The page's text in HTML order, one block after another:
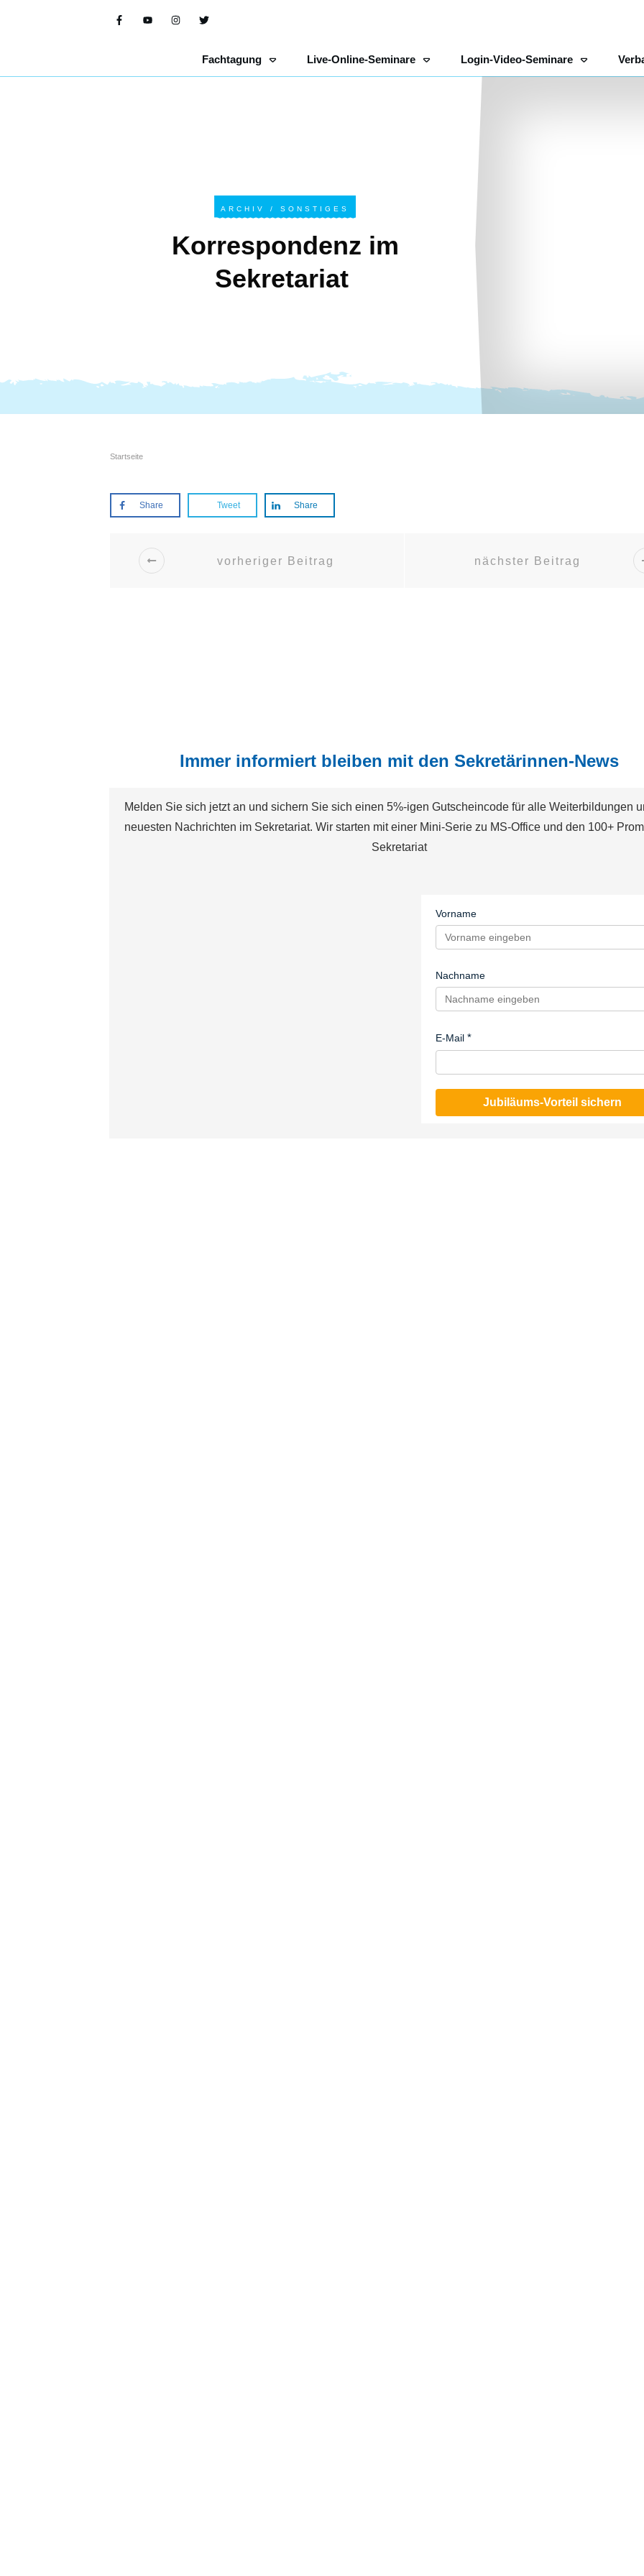
Fachtagung Live-Online-Seminare Login-Video-Seminare
ARCHIV / SONSTIGES
Korrespondenz im
Sekretariat
Startseite
Share Tweet Share
vorheriger Beitrag nächster Beitrag
Immer informiert bleiben mit den Sekretärinnen-News
Melden Sie sich jetzt an und sichern Sie sich einen 5%-igen Gutscheincode für alle Weiterbildungen
neuesten Nachrichten im Sekretariat. Wir starten mit einer Mini-Serie zu MS-Office und den 100+
Sekretariat
Vorname
Nachname
E-Mail
Jubiläums-Vorteil sichern